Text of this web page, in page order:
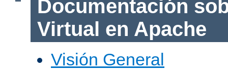
Documentación
Virtual en Apache
Visión General